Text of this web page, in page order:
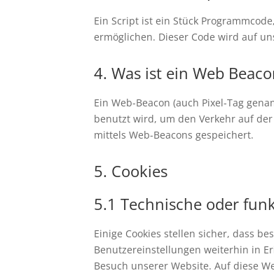
Ein Script ist ein Stück
ermöglichen. Dieser Code wird auf
4. Was ist ein Web
Ein Web-Beacon (auch Pixel-Tag
benutzt wird, um den Verkehr auf
mittels Web-Beacons gespeichert.
5. Cookies
5.1 Technische oder
Einige Cookies stellen sicher, dass
Benutzereinstellungen weiterhin in
Besuch unserer Website. Auf diese